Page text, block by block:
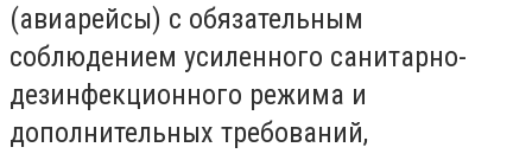
(авиарейсы) с обязательным
соблюдением усиленного санитарно-
дезинфекционного режима и
дополнительных требований,